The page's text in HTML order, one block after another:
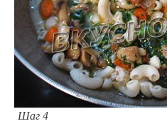
Шаг 4